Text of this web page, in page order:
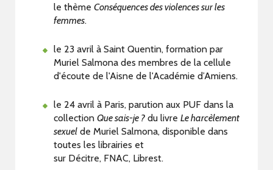
le thème Conséquences des violences sur les
femmes.
le 23 avril à Saint Quentin, formation par
Muriel Salmona des membres de la cellule
d'écoute de l'Aisne de l'Académie d’Amiens.
le 24 avril à Paris, parution aux PUF dans la
collection Que sais-je ? du livre Le harcèlement
sexuel de Muriel Salmona, disponible dans
toutes les librairies et
sur Décitre, FNAC, Librest.